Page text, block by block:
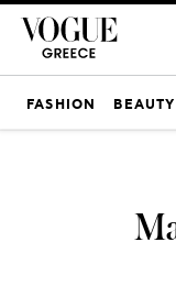
FASHION BEAUTY